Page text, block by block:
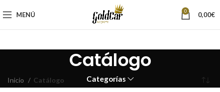
MENÚ 0 0,00€
Catálogo
Categorías
Inicio Catálogo